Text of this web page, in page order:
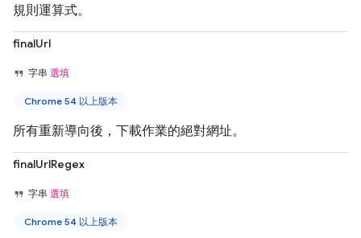
規則運算式。
finalUrl
字串 選填
Chrome 54 以上版本
所有重新導向後，下載作業的絕對網址。
finalUrlRegex
字串 選填
Chrome 54 以上版本